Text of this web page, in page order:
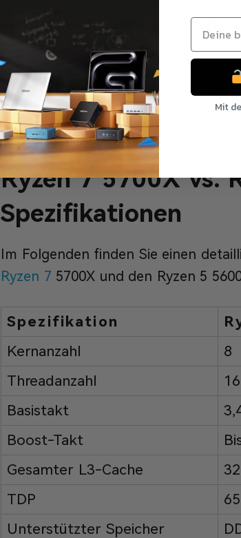
Rechenanforderungen gut geeignet
Der Basistakt des Ryzen 7 5700X
Basistakt von 3,7 GHz aufweist.
höhere Taktraten erreichen, was
weiter steigert.
Ryzen 7 5700X vs.
Spezifikationen
Im Folgenden finden Sie einen
Ryzen 7 5700X und den Ryzen 5
Spezifikation
Kernanzahl
8
Threadanzahl
16
Basistakt
Boost-Takt
Gesamter L3-Cache
TDP
Unterstützter Speicher
Mit